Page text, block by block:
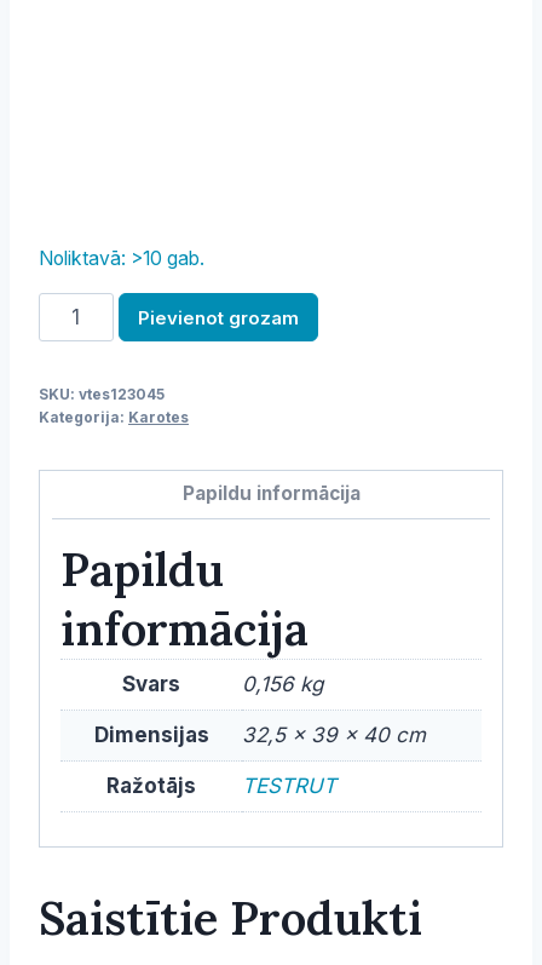
Noliktavā: >10 gab.
Karote
servēšanai,
30
daudzums
Pievienot grozam
SKU: vtes123045
Kategorija: Karotes
Papildu informācija
Papildu
informācija
Svars 0,156 kg
Dimensijas 32,5 × 39 × 40 cm
Ražotājs TESTRUT
Saistītie Produkti